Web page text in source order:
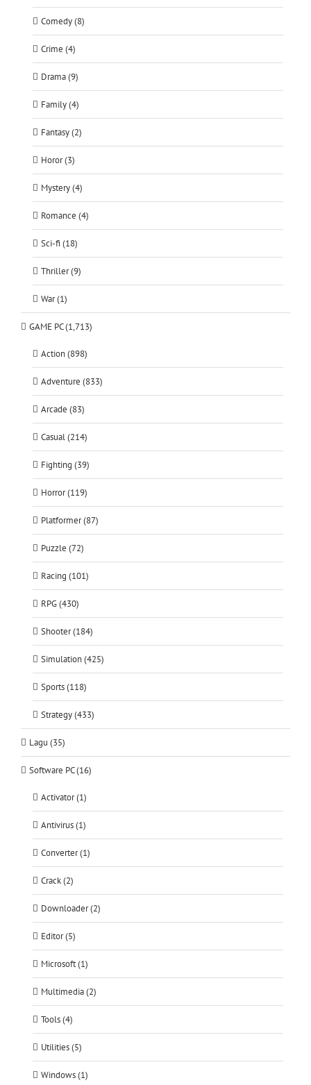
Comedy (8)
Crime (4)
Drama (9)
Family (4)
Fantasy (2)
Horor (3)
Mystery (4)
Romance (4)
Sci-fi (18)
Thriller (9)
War (1)
GAME PC (1,713)
Action (898)
Adventure (833)
Arcade (83)
Casual (214)
Fighting (39)
Horror (119)
Platformer (87)
Puzzle (72)
Racing (101)
RPG (430)
Shooter (184)
Simulation (425)
Sports (118)
Strategy (433)
Lagu (35)
Software PC (16)
Activator (1)
Antivirus (1)
Converter (1)
Crack (2)
Downloader (2)
Editor (5)
Microsoft (1)
Multimedia (2)
Tools (4)
Utilities (5)
Windows (1)